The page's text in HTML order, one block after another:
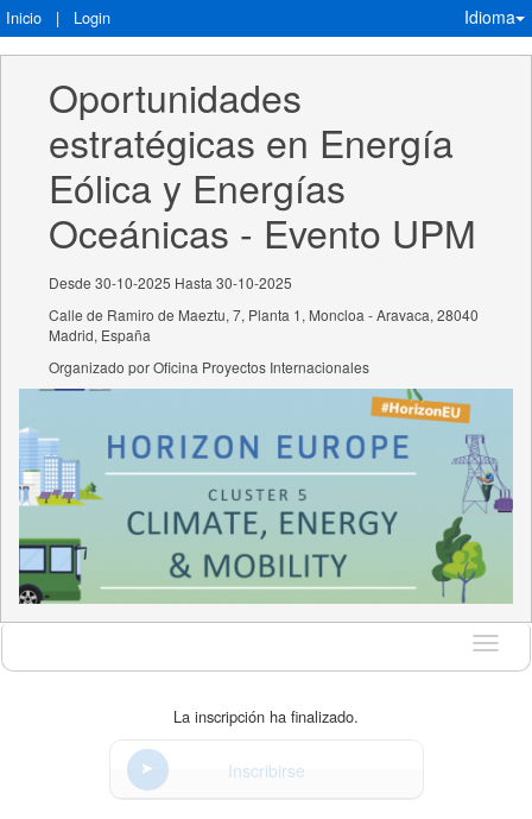
Inicio | Login Idioma
Oportunidades
estratégicas en Energía
Eólica y Energías
Oceánicas - Evento UPM
Desde 30-10-2025 Hasta 30-10-2025
Calle de Ramiro de Maeztu, 7, Planta 1, Moncloa - Aravaca, 28040
Madrid, España
Organizado por Oficina Proyectos Internacionales
Idioma
La inscripción ha finalizado.
Inscribirse